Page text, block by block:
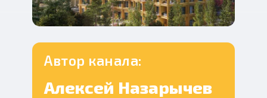
Алексей Назарычев
Автор канала: